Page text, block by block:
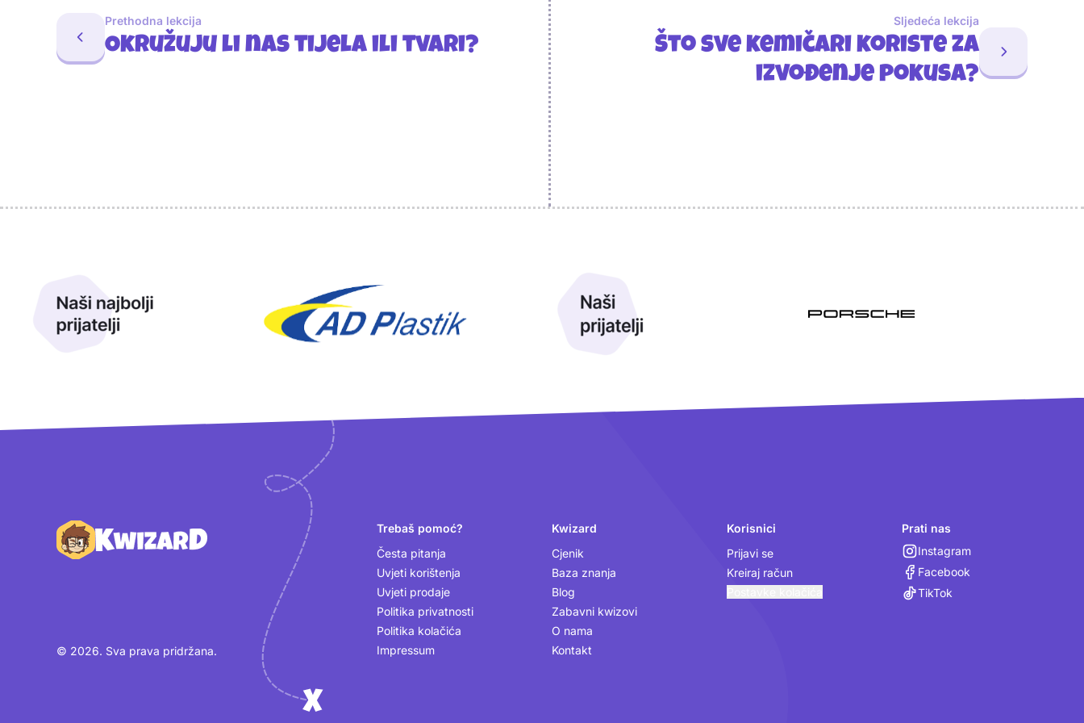
Prethodna lekcija
Okružuju li nas tijela ili tvari?
Sljedeća lekcija
Što sve kemičari koriste za
izvođenje pokusa?
Podnožje
© 2026. Sva prava pridržana.
Trebaš pomoć?
Česta pitanja
Uvjeti korištenja
Uvjeti prodaje
Politika privatnosti
Politika kolačića
Impressum
Kwizard
Cjenik
Baza znanja
Blog
Zabavni kwizovi
O nama
Kontakt
Korisnici
Prijavi se
Kreiraj račun
Prati nas
Instagram
Facebook
TikTok